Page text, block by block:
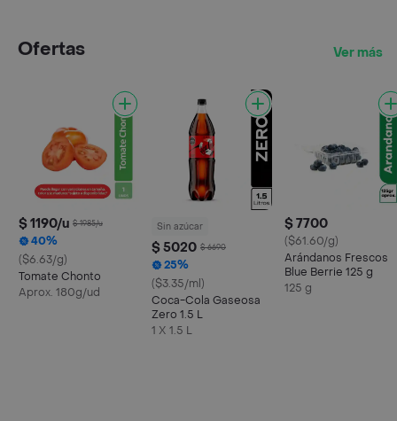
Ofertas Ver más
$ 1190/u $ 1985/u
40%
($6.63/g)
Tomate Chonto
Aprox. 180g/ud
Sin azúcar
$ 5020 $ 6690
25%
($3.35/ml)
Coca-Cola Gaseosa
Zero 1.5 L
1 X 1.5 L
$ 7700
($61.60/g)
Arándanos Frescos
Blue Berrie 125 g
125 g